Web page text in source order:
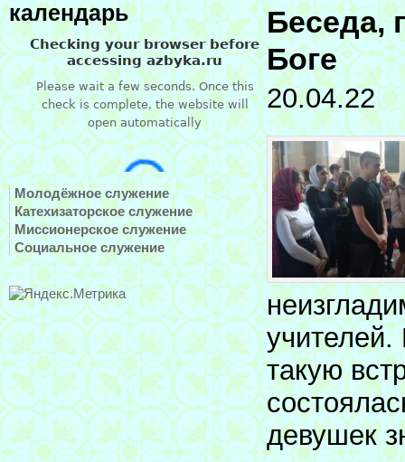
календарь
Молодёжное служение
Катехизаторское служение
Миссионерское служение
Социальное служение
Беседа,
Боге
20.04.22
учителей.
такую
девушек